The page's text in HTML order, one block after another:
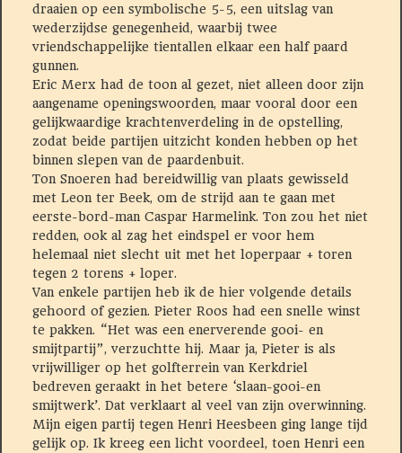
draaien op een symbolische 5-5, een uitslag van
wederzijdse genegenheid, waarbij twee
vriendschappelijke tientallen elkaar een half paard
gunnen.
Eric Merx had de toon al gezet, niet alleen door zijn
aangename openingswoorden, maar vooral door een
gelijkwaardige krachtenverdeling in de opstelling,
zodat beide partijen uitzicht konden hebben op het
binnen slepen van de paardenbuit.
Ton Snoeren had bereidwillig van plaats gewisseld
met Leon ter Beek, om de strijd aan te gaan met
eerste-bord-man Caspar Harmelink. Ton zou het niet
redden, ook al zag het eindspel er voor hem
helemaal niet slecht uit met het loperpaar + toren
tegen 2 torens + loper.
Van enkele partijen heb ik de hier volgende details
gehoord of gezien. Pieter Roos had een snelle winst
te pakken. “Het was een enerverende gooi- en
smijtpartij”, verzuchtte hij. Maar ja, Pieter is als
vrijwilliger op het golfterrein van Kerkdriel
bedreven geraakt in het betere ‘slaan-gooi-en
smijtwerk’. Dat verklaart al veel van zijn overwinning.
Mijn eigen partij tegen Henri Heesbeen ging lange tijd
gelijk op. Ik kreeg een licht voordeel, toen Henri een